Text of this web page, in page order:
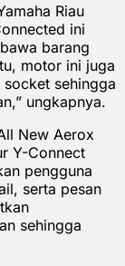
Riau
ini
barang
motor ini juga
sehingga
ungkapnya.
New Aerox
Y-Connect
pengguna
serta pesan
sehingga